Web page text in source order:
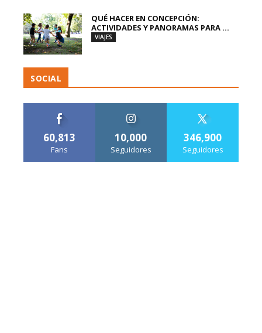
QUÉ HACER EN CONCEPCIÓN:
ACTIVIDADES Y PANORAMAS PARA ...
VIAJES
SOCIAL
60,813
Fans
10,000
Seguidores
346,900
Seguidores